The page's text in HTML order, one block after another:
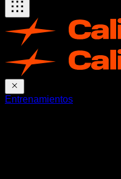
Entrenamientos